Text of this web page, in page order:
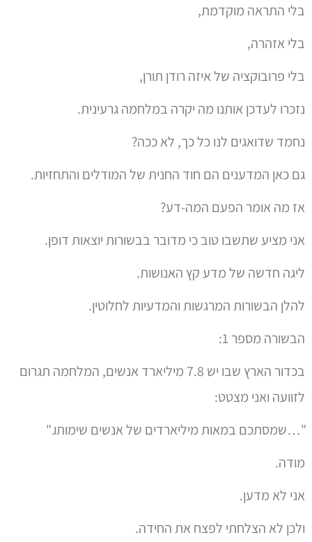
בלי התראה מוקדמת,
בלי אזהרה,
בלי פרובוקציה של איזה רודן תורן,
נזכרו לעדכן אותנו מה יקרה במלחמה גרעינית.
נחמד שדואגים לנו כל כך, לא ככה?
גם כאן המדענים הם חוד החנית של המודלים והתחזיות.
אז מה אומר הפעם המה-דע?
אני מציע שתשבו טוב כי מדובר בבשורות יוצאות דופן.
ליגה חדשה של מדע קץ האנושות.
להלן הבשורות המרגשות והמדעיות לחלוטין.
הבשורה מספר 1:
בכדור הארץ שבו יש 7.8 מיליארד אנשים, המלחמה תגרום
לזוועה ואני מצטט:
"…שמסתכם במאות מיליארדים של אנשים שימותו."
מודה.
אני לא מדען.
ולכן לא הצלחתי לפצח את החידה.